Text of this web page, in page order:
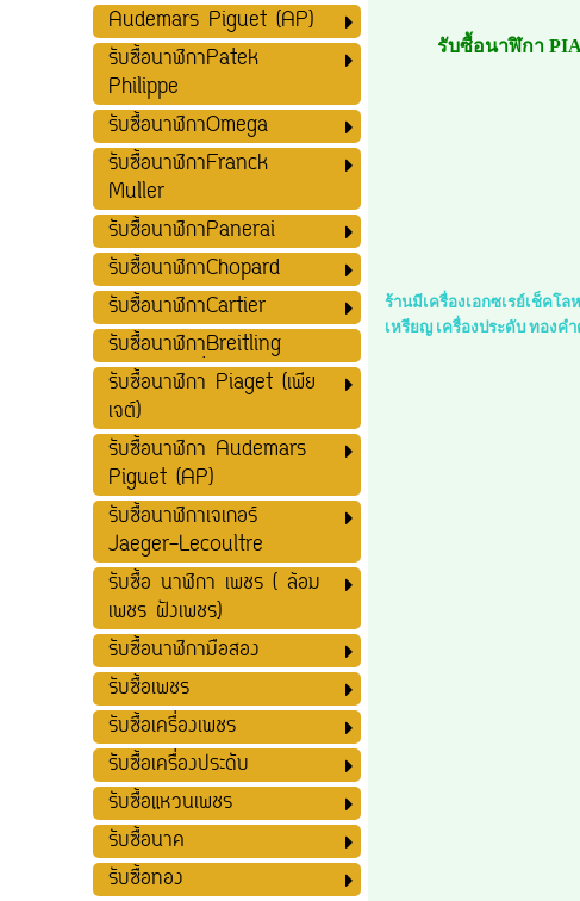
Audemars Piguet (AP)
รับซื้อนาฬิกาPatek
Philippe
รับซื้อนาฬิกาOmega
รับซื้อนาฬิกาFranck
Muller
รับซื้อนาฬิกาPanerai
รับซื้อนาฬิกาChopard
รับซื้อนาฬิกาCartier
รับซื้อนาฬิกาฺฺBreitling
รับซื้อนาฬิกา Piaget (เพีย
เจต์)
รับซื้อนาฬิกา Audemars
Piguet (AP)
รับซื้อนาฬิกาเจเกอร์
Jaeger-Lecoultre
รับซื้อ นาฬิกา เพชร ( ล้อม
เพชร ฝังเพชร)
รับซื้อนาฬิกามือสอง
รับซื้อเพชร
รับซื้อเครื่องเพชร
รับซื้อเครื่องประดับ
รับซื้อแหวนเพชร
รับซื้อนาค
รับซื้อทอง
รับซื้อนาฬิกา
ร้านมีเครื่องเอกซเรย์เช็คโ
เหรียญ เครื่องประดับ ทองค